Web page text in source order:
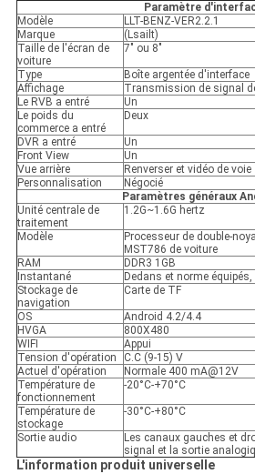
Paramètre
Modèle
LLT-BENZ-VER2.2.1
Marque
(Lsailt)
Taille de l'écran de
voiture
7" ou 8"
Type
Boîte argentée d'interface
Affichage
Transmission de signal
Le RVB a entré
Un
Le poids du
commerce a entré
Deux
DVR a entré
Un
Front View
Un
Vue arrière
Renverser et vidéo de voie
Personnalisation
Négocié
Paramètres généraux
Unité centrale de
traitement
1.2G~1.6G hertz
Modèle
Processeur de double-
MST786 de voiture
RAM
DDR3 1GB
Instantané
Dedans et norme équipés,
Stockage de
navigation
Carte de TF
OS
Android 4.2/4.4
HVGA
800X480
WIFI
Appui
Tension d'opération
C.C (9-15) V
Actuel d'opération
Normale 400 mA@12V
Température de
fonctionnement
-20°C-+70°C
Température de
stockage
-30°C-+80°C
Sortie audio
Les canaux gauches et
signal et la sortie
L'information produit universelle